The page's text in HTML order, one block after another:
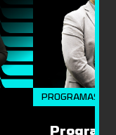
PROGRAMAS